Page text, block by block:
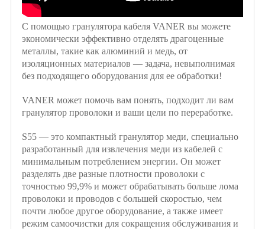
С помощью гранулятора кабеля VANER вы можете
экономически эффективно отделять драгоценные
металлы, такие как алюминий и медь, от
изоляционных материалов — задача, невыполнимая
без подходящего оборудования для ее обработки!
VANER может помочь вам понять, подходит ли вам
гранулятор проволоки и ваши цели по переработке.
S55 — это компактный гранулятор меди, специально
разработанный для извлечения меди из кабелей с
минимальным потреблением энергии. Он может
разделять две разные плотности проволоки с
точностью 99,9% и может обрабатывать больше лома
проволоки и проводов с большей скоростью, чем
почти любое другое оборудование, а также имеет
режим самоочистки для сокращения обслуживания и